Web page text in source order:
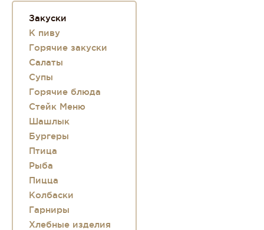
Закуски
К пиву
Горячие закуски
Салаты
Супы
Горячие блюда
Стейк Меню
Шашлык
Бургеры
Птица
Рыба
Пицца
Колбаски
Гарниры
Хлебные изделия